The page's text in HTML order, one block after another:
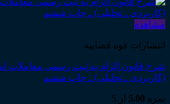
مشاهده
انتشارات قوه قضاییه
شرح قانون الزام به ثبت رسمی معاملات
(کاربردی ـ تحلیلی) ـ چاپ ششم
نمره 5.00 از 5